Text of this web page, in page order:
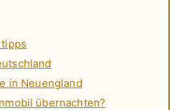
in Neuengland
übernachten?